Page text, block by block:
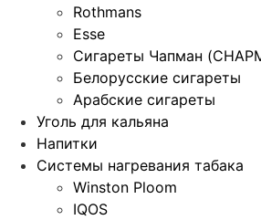
Rothmans
Esse
Сигареты Чапман
Белорусские сигареты
Арабские сигареты
Уголь для кальяна
Напитки
Системы нагревания табака
Winston Ploom
IQOS